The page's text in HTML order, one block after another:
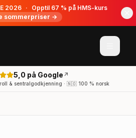
2026 ·
Opptil 67 % på HMS-kurs
sommerpriser →
5,0 på Google ↗
& sentralgodkjenning · 🇳🇴 100 % norsk